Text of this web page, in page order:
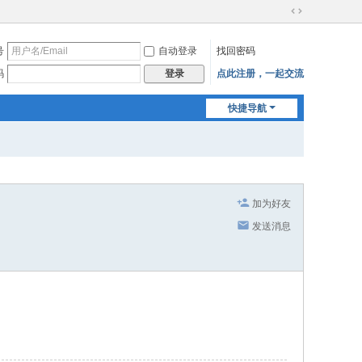
切
宽
自动登录
找回密码
登录 点此注册，一起交流
快捷导航
加为好友
发送消息